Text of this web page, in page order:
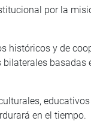
por la
históricos y de
basadas
en el tiempo.